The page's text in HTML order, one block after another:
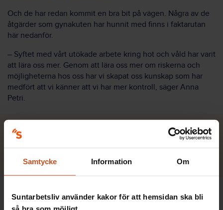
Samtycke Information Om
Suntarbetsliv använder kakor för att hemsidan ska bli
Och de har redan kommit en bra bit på vägen. Några av de
åtgärder som gynakuten har hunnit med finns i faktarutan
här nedanför.
– Syftet med vårt utökade arbete kring hot och våld har varit
att lära oss mer. Genom att lära oss mer om riskerna och
möjligheterna hos oss har vi skapat oss kunskap som har
medfört att vi känner att vi har mer kontroll, säger Anna
Petri.
Nu har frågan om hot och våld kommit upp på agendan på
ett helt nytt sätt. Det tas upp på arbetsplatsträffarna och